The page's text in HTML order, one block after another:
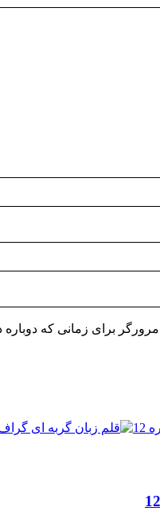
برای زمانی که